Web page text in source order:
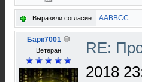
Выразили согласие: AABBCC
Барк7001
Ветеран
RE:
2018